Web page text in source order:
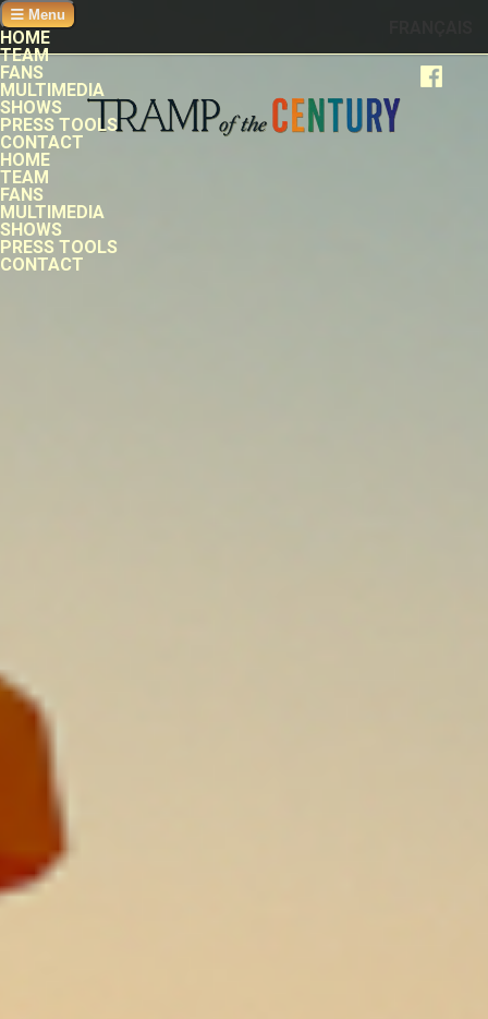
Menu
HOME
TEAM
FANS
MULTIMEDIA
SHOWS
PRESS TOOLS
CONTACT
HOME
TEAM
FANS
MULTIMEDIA
SHOWS
PRESS TOOLS
CONTACT